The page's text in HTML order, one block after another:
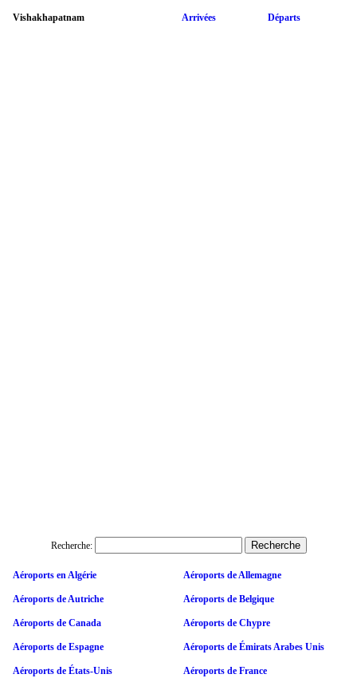
Vishakhapatnam Arrivées Départs
Recherche:
Aéroports en Algérie Aéroports de Allemagne
Aéroports de Autriche Aéroports de Belgique
Aéroports de Canada Aéroports de Chypre
Aéroports de Espagne Aéroports de Émirats Arabes Unis
Aéroports de États-Unis Aéroports de France